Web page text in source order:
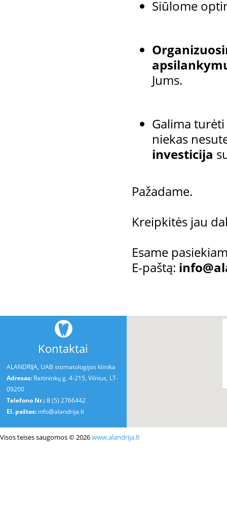
Siūlome
Jums.
Galima
niekas
investicija
Pažadame.
Kreipkitės jau
Esame
E-paštą:
Kontaktai
ALANDRIJA, UAB stomatologijos klinika
Adresas: Raitininkų g. 4-215, Vilnius, LT-
09200
Telefono Nr.:8 (5) 2766442
El. paštas: info@alandrija.lt
Visos teisės saugomos © 2026www.alandrija.lt